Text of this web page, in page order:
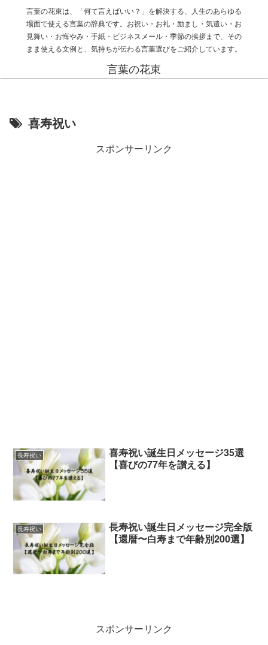
言葉の花束は、「何て言えばいい？」を解決する、人生のあらゆる
場面で使える言葉の辞典です。お祝い・お礼・励まし・気遣い・お
見舞い・お悔やみ・手紙・ビジネスメール・季節の挨拶まで、その
まま使える文例と、気持ちが伝わる言葉選びをご紹介しています。
言葉の花束
喜寿祝い
スポンサーリンク
長寿祝い
喜寿祝い誕生日メッセージ35選
【喜びの77年を讃える】
長寿祝い
長寿祝い誕生日メッセージ完全版
【還暦〜白寿まで年齢別200選】
スポンサーリンク